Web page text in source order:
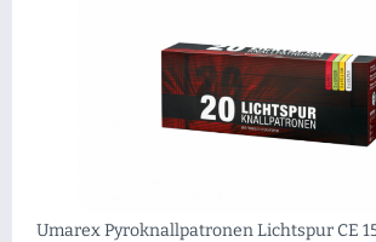
Umarex Pyroknallpatronen Lichtspur CE